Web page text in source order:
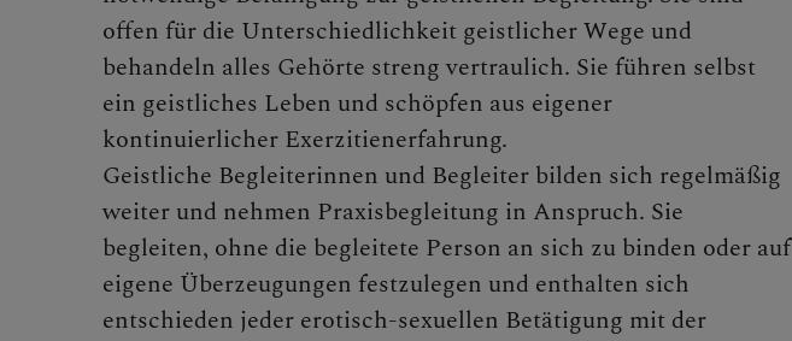
offen für die Unterschiedlichkeit geistlicher Wege und
behandeln alles Gehörte streng vertraulich. Sie führen selbst
ein geistliches Leben und schöpfen aus eigener
kontinuierlicher Exerzitienerfahrung.
Geistliche Begleiterinnen und Begleiter bilden sich regelmäßig
weiter und nehmen Praxisbegleitung in Anspruch. Sie
begleiten, ohne die begleitete Person an sich zu binden oder auf
eigene Überzeugungen festzulegen und enthalten sich
entschieden jeder erotisch-sexuellen Betätigung mit der